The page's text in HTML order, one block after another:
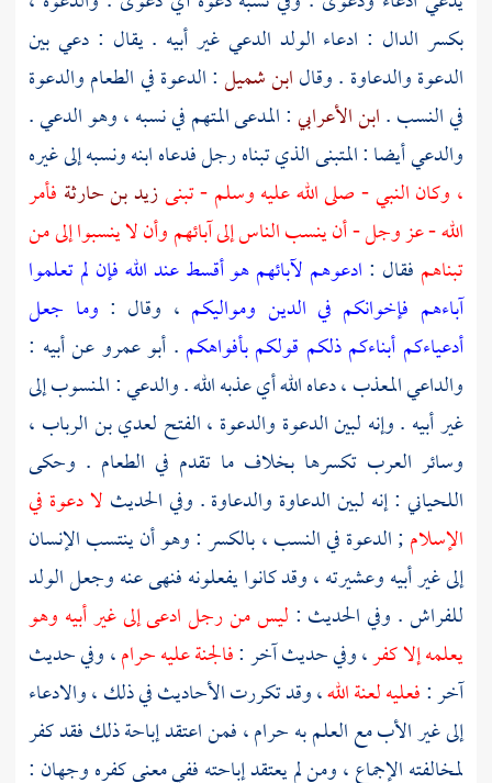
بكسر الدال : ادعاء الولد الدعي غير أبيه . يقال : دعي بين
الدعوة والدعاوة . وقالابن شميل: الدعوة في الطعام والدعوة
في النسب .ابن الأعرابي: المدعى المتهم في نسبه ، وهو الدعي .
والدعي أيضا : المتبنى الذي تبناه رجل فدعاه ابنه ونسبه إلى غيره
، وكان النبي - صلى الله عليه وسلم - تبنىزيد بن حارثة فأمر
الله - عز وجل - أن ينسب الناس إلى آبائهم وأن لا ينسبوا إلى من
تبناهم فقال : ادعوهم لآبائهم هو أقسط عند الله فإن لم تعلموا
آباءهم فإخوانكم في الدين ومواليكم ، وقال : وما جعل
أدعياءكم أبناءكم ذلكم قولكم بأفواهكم . أبو عمروعن أبيه :
والداعي المعذب ، دعاه الله أي عذبه الله . والدعي : المنسوب إلى
غير أبيه . وإنه لبين الدعوة والدعوة ، الفتح لعدي بن الرباب ،
وسائر العرب تكسرها بخلاف ما تقدم في الطعام . وحكى
اللحياني : إنه لبين الدعاوة والدعاوة . وفي الحديث لا دعوة في
الإسلام; الدعوة في النسب ، بالكسر : وهو أن ينتسب الإنسان
إلى غير أبيه وعشيرته ، وقد كانوا يفعلونه فنهى عنه وجعل الولد
للفراش . وفي الحديث : ليس من رجل ادعى إلى غير أبيه وهو
يعلمه إلا كفر، وفي حديث آخر :فالجنة عليه حرام، وفي حديث
آخر :فعليه لعنة الله، وقد تكررت الأحاديث في ذلك ، والادعاء
إلى غير الأب مع العلم به حرام ، فمن اعتقد إباحة ذلك فقد كفر
لمخالفته الإجماع ، ومن لم يعتقد إباحته ففي معنى كفره وجهان :